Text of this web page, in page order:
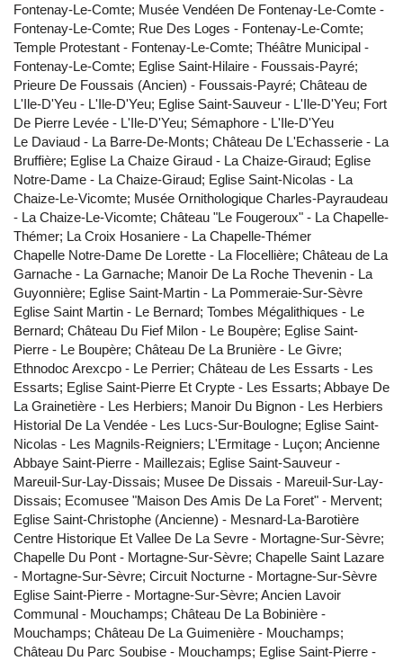
Fontenay-Le-Comte; Musée Vendéen De Fontenay-Le-Comte -
Fontenay-Le-Comte; Rue Des Loges - Fontenay-Le-Comte;
Temple Protestant - Fontenay-Le-Comte; Théâtre Municipal -
Fontenay-Le-Comte; Eglise Saint-Hilaire - Foussais-Payré;
Prieure De Foussais (Ancien) - Foussais-Payré; Château de
L'Ile-D'Yeu - L'Ile-D'Yeu; Eglise Saint-Sauveur - L'Ile-D'Yeu; Fort
De Pierre Levée - L'Ile-D'Yeu; Sémaphore - L'Ile-D'Yeu
Le Daviaud - La Barre-De-Monts; Château De L'Echasserie - La
Bruffière; Eglise La Chaize Giraud - La Chaize-Giraud; Eglise
Notre-Dame - La Chaize-Giraud; Eglise Saint-Nicolas - La
Chaize-Le-Vicomte; Musée Ornithologique Charles-Payraudeau
- La Chaize-Le-Vicomte; Château "Le Fougeroux" - La Chapelle-
Thémer; La Croix Hosaniere - La Chapelle-Thémer
Chapelle Notre-Dame De Lorette - La Flocellière; Château de La
Garnache - La Garnache; Manoir De La Roche Thevenin - La
Guyonnière; Eglise Saint-Martin - La Pommeraie-Sur-Sèvre
Eglise Saint Martin - Le Bernard; Tombes Mégalithiques - Le
Bernard; Château Du Fief Milon - Le Boupère; Eglise Saint-
Pierre - Le Boupère; Château De La Brunière - Le Givre;
Ethnodoc Arexcpo - Le Perrier; Château de Les Essarts - Les
Essarts; Eglise Saint-Pierre Et Crypte - Les Essarts; Abbaye De
La Grainetière - Les Herbiers; Manoir Du Bignon - Les Herbiers
Historial De La Vendée - Les Lucs-Sur-Boulogne; Eglise Saint-
Nicolas - Les Magnils-Reigniers; L'Ermitage - Luçon; Ancienne
Abbaye Saint-Pierre - Maillezais; Eglise Saint-Sauveur -
Mareuil-Sur-Lay-Dissais; Musee De Dissais - Mareuil-Sur-Lay-
Dissais; Ecomusee "Maison Des Amis De La Foret" - Mervent;
Eglise Saint-Christophe (Ancienne) - Mesnard-La-Barotière
Centre Historique Et Vallee De La Sevre - Mortagne-Sur-Sèvre;
Chapelle Du Pont - Mortagne-Sur-Sèvre; Chapelle Saint Lazare
- Mortagne-Sur-Sèvre; Circuit Nocturne - Mortagne-Sur-Sèvre
Eglise Saint-Pierre - Mortagne-Sur-Sèvre; Ancien Lavoir
Communal - Mouchamps; Château De La Bobinière -
Mouchamps; Château De La Guimenière - Mouchamps;
Château Du Parc Soubise - Mouchamps; Eglise Saint-Pierre -